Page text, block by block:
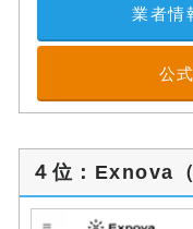
業者情
公
４位：Exnova